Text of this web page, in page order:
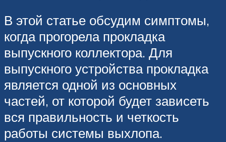
В этой статье обсудим симптомы,
когда прогорела прокладка
выпускного коллектора. Для
выпускного устройства прокладка
является одной из основных
частей, от которой будет зависеть
вся правильность и четкость
работы системы выхлопа.